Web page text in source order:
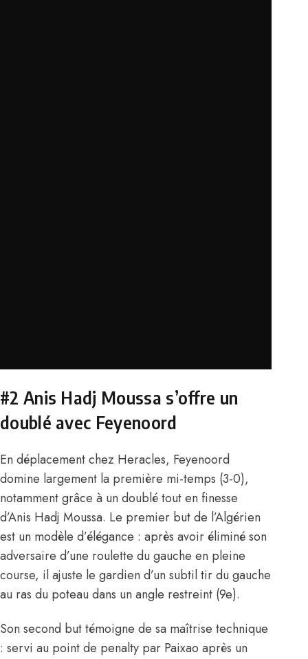
#2 Anis Hadj Moussa s’offre un
doublé avec Feyenoord
En déplacement chez Heracles, Feyenoord
domine largement la première mi-temps (3-0),
notamment grâce à un doublé tout en finesse
d’Anis Hadj Moussa. Le premier but de l’Algérien
est un modèle d’élégance : après avoir éliminé son
adversaire d’une roulette du gauche en pleine
course, il ajuste le gardien d’un subtil tir du gauche
au ras du poteau dans un angle restreint (9e).
Son second but témoigne de sa maîtrise technique
: servi au point de penalty par Paixao après un